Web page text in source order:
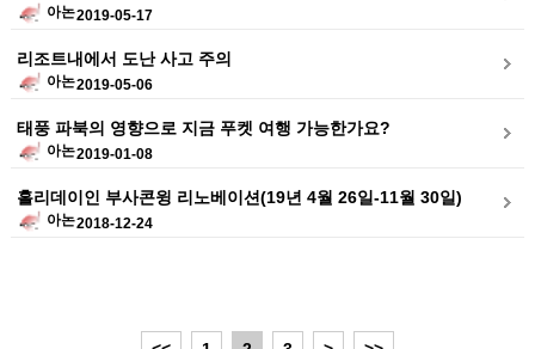
아논2019-05-17
리조트내에서 도난 사고 주의
아논2019-05-06
태풍 파북의 영향으로 지금 푸켓 여행 가능한가요?
아논2019-01-08
홀리데이인 부사콘윙 리노베이션(19년 4월 26일-11월 30일)
아논2018-12-24